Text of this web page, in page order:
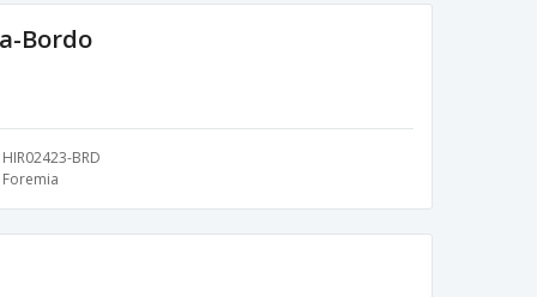
Bordo
HIR02423-BRD
Foremia